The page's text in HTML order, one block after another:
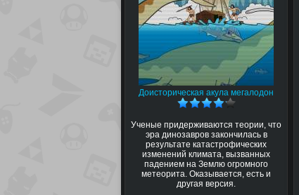
Доисторическая акула мегалодон
Ученые придерживаются теории, что
эра динозавров закончилась в
результате катастрофических
изменений климата, вызванных
падением на Землю огромного
метеорита. Оказывается, есть и
другая версия.